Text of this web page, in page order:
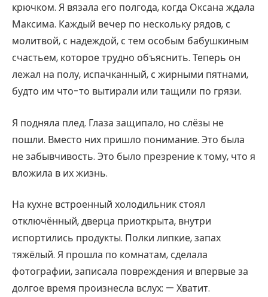
крючком. Я вязала его полгода, когда Оксана ждала
Максима. Каждый вечер по нескольку рядов, с
молитвой, с надеждой, с тем особым бабушкиным
счастьем, которое трудно объяснить. Теперь он
лежал на полу, испачканный, с жирными пятнами,
будто им что-то вытирали или тащили по грязи.
Я подняла плед. Глаза защипало, но слёзы не
пошли. Вместо них пришло понимание. Это была
не забывчивость. Это было презрение к тому, что я
вложила в их жизнь.
На кухне встроенный холодильник стоял
отключённый, дверца приоткрыта, внутри
испортились продукты. Полки липкие, запах
тяжёлый. Я прошла по комнатам, сделала
фотографии, записала повреждения и впервые за
долгое время произнесла вслух: — Хватит.